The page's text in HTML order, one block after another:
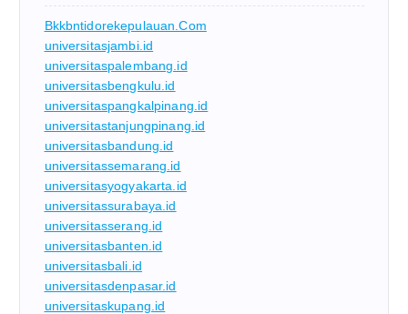
Bkkbntidorekepulauan.com
universitasjambi.id
universitaspalembang.id
universitasbengkulu.id
universitaspangkalpinang.id
universitastanjungpinang.id
universitasbandung.id
universitassemarang.id
universitasyogyakarta.id
universitassurabaya.id
universitasserang.id
universitasbanten.id
universitasbali.id
universitasdenpasar.id
universitaskupang.id